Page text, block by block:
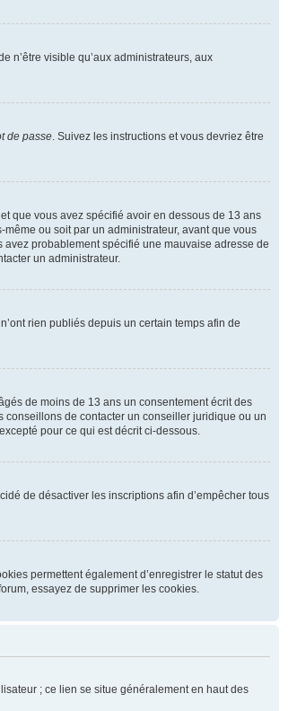
n’être visible qu’aux administrateurs, aux
de passe. Suivez les instructions et vous devriez être
que vous avez spécifié avoir en dessous de 13 ans
ou soit par un administrateur, avant que vous
probablement spécifié une mauvaise adresse de
un administrateur.
rien publiés depuis un certain temps afin de
de moins de 13 ans un consentement écrit des
conseillons de contacter un conseiller juridique ou un
pour ce qui est décrit ci-dessous.
de désactiver les inscriptions afin d’empêcher tous
permettent également d’enregistrer le statut des
essayez de supprimer les cookies.
; ce lien se situe généralement en haut des